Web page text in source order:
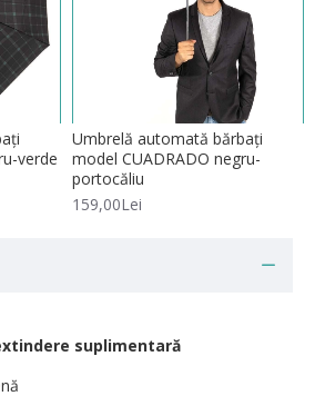
verde
Umbrelă automată bărbați
model CUADRADO negru-
portocăliu
159,00Lei
suplimentară